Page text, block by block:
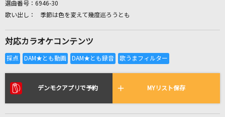
全国りれき
リアルタイムで歌われている曲の一覧
選曲番号： 6946-30
季節は色を変えて幾度巡ろうとも
対応カラオケコンテンツ
デンモクアプリで予約 MYリスト保存